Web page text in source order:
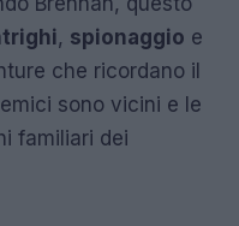
, spionaggio e
che ricordano il
sono vicini e le
familiari dei